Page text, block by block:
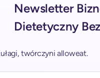
Newsletter
Dietetyczny
twórczyni alloweat.